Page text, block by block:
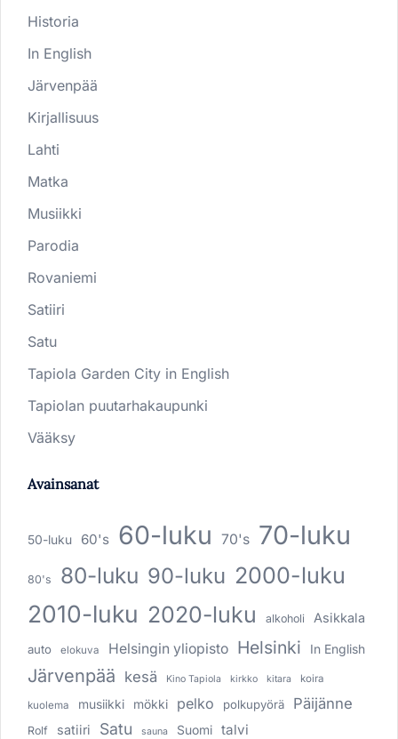
Historia
In English
Järvenpää
Kirjallisuus
Lahti
Matka
Musiikki
Parodia
Rovaniemi
Satiiri
Satu
Tapiola Garden City in English
Tapiolan puutarhakaupunki
Vääksy
Avainsanat
50-luku 60's 60-luku 70's 70-luku
80's 80-luku 90-luku 2000-luku
2010-luku 2020-luku alkoholi Asikkala
auto elokuva Helsingin yliopisto Helsinki In English
Järvenpää kesä Kino Tapiola kirkko kitara koira
kuolema musiikki mökki pelko polkupyörä Päijänne
Rolf satiiri Satu sauna Suomi talvi